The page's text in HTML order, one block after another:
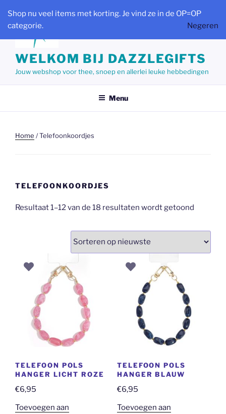
Shop nu veel items met korting. Je vind ze in de OP=OP
categorie.
Negeren
naar
de
inhoud
WELKOM BIJ DAZZLEGIFTS
Jouw webshop voor thee, snoep en allerlei leuke hebbedingen
Menu
Home / Telefoonkoordjes
TELEFOONKOORDJES
Resultaat 1–12 van de 18 resultaten wordt getoond
TELEFOON POLS
HANGER LICHT ROZE
€6,95
Toevoegen aan
TELEFOON POLS
HANGER BLAUW
€6,95
Toevoegen aan